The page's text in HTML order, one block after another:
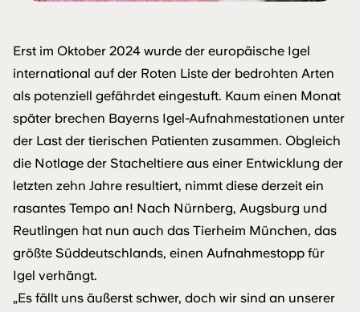
Erst im Oktober 2024 wurde der europäische Igel
international auf der Roten Liste der bedrohten Arten
als potenziell gefährdet eingestuft. Kaum einen Monat
später brechen Bayerns Igel-Aufnahmestationen unter
der Last der tierischen Patienten zusammen. Obgleich
die Notlage der Stacheltiere aus einer Entwicklung der
letzten zehn Jahre resultiert, nimmt diese derzeit ein
rasantes Tempo an! Nach Nürnberg, Augsburg und
Reutlingen hat nun auch das Tierheim München, das
größte Süddeutschlands, einen Aufnahmestopp für
Igel verhängt.
„Es fällt uns äußerst schwer, doch wir sind an unserer